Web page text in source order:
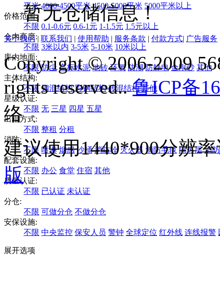
平米 4000-4500平米 4500-5000平米 5000平米以上
价格范围:
不限 0.1-0.6元 0.6-1元 1-1.5元 1.5元以上
仓内高度:
不限 3米以内 3-5米 5-10米 10米以上
库内地面:
不限 防尘 高标水泥 地砖 环氧 防潮 防静电 金刚砂 其他
主体结构:
不限 钢混结构 彩钢结构 砖混结构 其他
星级认证:
不限 无 三星 四星 五星
出租方式:
不限 整租 分租
消防:
不限 喷淋 烟感 沙桶 消防栓 灭火器 消防毛毯 隔热层 消
配套设施:
不限 办公 食堂 住宿 其他
质量认证:
不限 已认证 未认证
分仓:
不限 可做分仓 不做分仓
安保设施:
不限 中央监控 保安人员 警钟 全球定位 红外线 连线报警
展开选项
暂无仓储信息！
关于我们| 联系我们 | 使用帮助 | 服务条款 | 付款方式| 广告服务
Copyright © 2006-2009
rights reserved..鲁ICP备
络
建议使用1440*900分辨
版